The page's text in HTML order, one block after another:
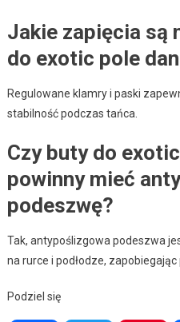
Jakie zapięcia są
do exotic pole
Regulowane klamry i paski
stabilność podczas tańca.
Czy buty do
powinny mieć
podeszwę?
Tak, antypoślizgowa podeszwa
na rurce i podłodze,
Podziel się